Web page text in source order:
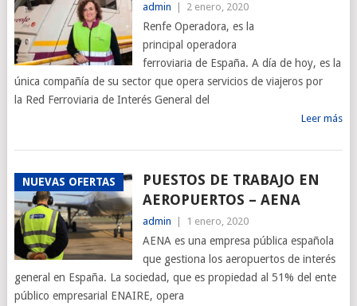
admin 2 enero, 2020
Renfe Operadora, es la
principal operadora
ferroviaria de España. A día de hoy, es la
única compañía de su sector que opera servicios de viajeros por
la Red Ferroviaria de Interés General del
Leer más
NUEVAS OFERTAS
PUESTOS DE TRABAJO EN
AEROPUERTOS – AENA
admin 1 enero, 2020
AENA es una empresa pública española
que gestiona los aeropuertos de interés
general en España. La sociedad, que es propiedad al 51% del ente
público empresarial ENAIRE, opera